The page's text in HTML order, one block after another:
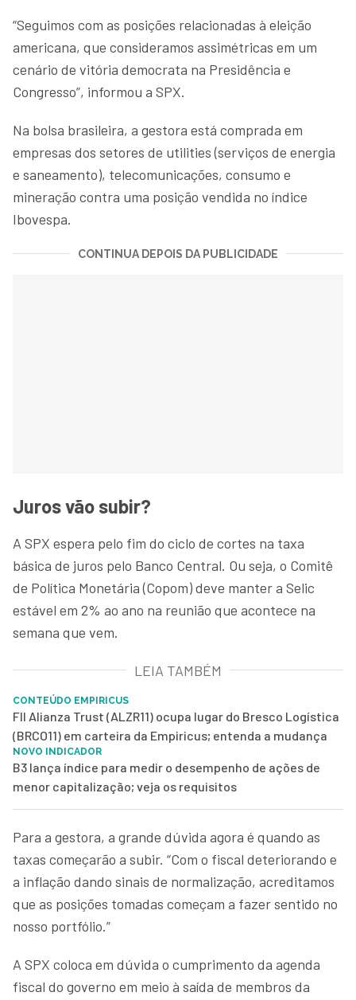
“Seguimos com as posições relacionadas à eleição
americana, que consideramos assimétricas em um
cenário de vitória democrata na Presidência e
Congresso”, informou a SPX.
Na bolsa brasileira, a gestora está comprada em
empresas dos setores de utilities (serviços de energia
e saneamento), telecomunicações, consumo e
mineração contra uma posição vendida no índice
Ibovespa.
CONTINUA DEPOIS DA PUBLICIDADE
Juros vão subir?
A SPX espera pelo fim do ciclo de cortes na taxa
básica de juros pelo Banco Central. Ou seja, o Comitê
de Política Monetária (Copom) deve manter a Selic
estável em 2% ao ano na reunião que acontece na
semana que vem.
LEIA TAMBÉM
CONTEÚDO EMPIRICUS
FII Alianza Trust (ALZR11) ocupa lugar do Bresco Logística
(BRCO11) em carteira da Empiricus; entenda a mudança
NOVO INDICADOR
B3 lança índice para medir o desempenho de ações de
menor capitalização; veja os requisitos
Para a gestora, a grande dúvida agora é quando as
taxas começarão a subir. “Com o fiscal deteriorando e
a inflação dando sinais de normalização, acreditamos
que as posições tomadas começam a fazer sentido no
nosso portfólio.”
A SPX coloca em dúvida o cumprimento da agenda
fiscal do governo em meio à saída de membros da